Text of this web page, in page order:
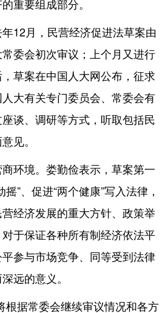
重要组成部分。
月，民营经济促进法草案由
委会初次审议；上个月又进行
草案在中国人大网公布，征求
大有关专门委员会、常委会有
谈、调研等方式，听取包括民
见。
境。娄勤俭表示，草案第一
”、促进“两个健康”写入法律，
经济发展的重大方针、政策举
于保证各种所有制经济依法平
参与市场竞争、同等受到法律
远的意义。
据常委会继续审议情况和各方